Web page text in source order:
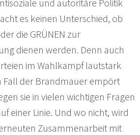
und autoritäre Politik
es keinen Unterschied, ob
die GRÜNEN zur
dienen werden. Denn auch
im Wahlkampf lautstark
Fall der Brandmauer empört
sie in vielen wichtigen Fragen
einer Linie. Und wo nicht, wird
Zusammenarbeit mit